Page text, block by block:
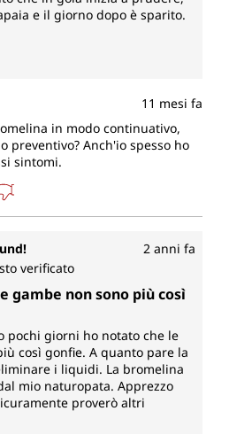
e il giorno dopo è sparito.
11 mesi fa
in modo continuativo,
preventivo? Anch'io spesso ho
sintomi.
2 anni fa
su 5 stelle
verificato
gambe non sono più così
pochi giorni ho notato che le
così gonfie. A quanto pare la
i liquidi. La bromelina
mio naturopata. Apprezzo
proverò altri